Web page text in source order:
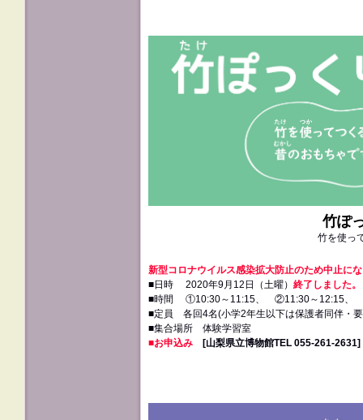
竹ぽ
竹を使っ
新型コロナウイルス感染拡大防止のため中止に
■日時 2020年9月12日（土曜） 終了しました。
■時間 ①10:30～11:15、 ②11:30～12:15、
■定員 各回4名(小学2年生以下は保護者同伴・
■集合場所 体験学習室
■お申込み
[山梨県立博物館TEL 055‐261‐2631]